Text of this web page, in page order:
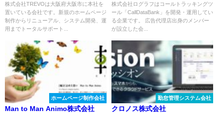
株式会社TREVOは大阪府大阪市に本社を
置いている会社です。新規のホームページ
制作からリニューアル、システム開発、運
用までトータルサポート...
株式会社ログラフはコールトラッキングツ
ール「CallDataBank」を開発・運用してい
る企業です。 広告代理店出身のメンバー
が設立した会...
ホームページ制作会社
Man to Man Animo株式会社
勤怠管理システム会社
クロノス株式会社